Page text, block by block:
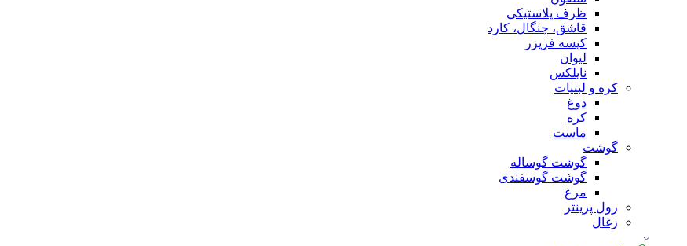
ظرف پلاستیکی
قاشق، چنگال، کارد
کیسه فریزر
لیوان
نایلکس
کره و لبنیات
دوغ
کره
ماست
گوشت
گوشت گوساله
گوشت گوسفندی
مرغ
رول پرینتر
زغال